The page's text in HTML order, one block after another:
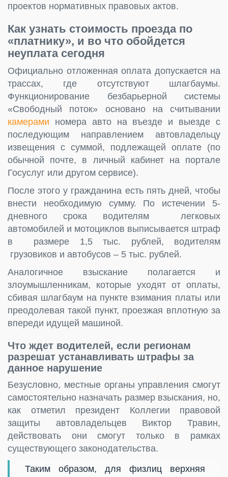
проектов нормативных правовых актов.
Как узнать стоимость проезда по
«платнику», и во что обойдется
неуплата сегодня
Официально отложенная оплата допускается на
трассах, где отсутствуют шлагбаумы.
Функционирование безбарьерной системы
«Свободный поток» основано на считывании
камерами номера авто на въезде и выезде с
последующим направлением автовладельцу
извещения с суммой, подлежащей оплате (по
обычной почте, в личный кабинет на портале
Госуслуг или другом сервисе).
После этого у гражданина есть пять дней, чтобы
внести необходимую сумму. По истечении 5-
дневного срока водителям легковых
автомобилей и мотоциклов выписывается штраф
в размере 1,5 тыс. рублей, водителям
грузовиков и автобусов – 5 тыс. рублей.
Аналогичное взыскание полагается и
злоумышленникам, которые уходят от оплаты,
сбивая шлагбаум на пункте взимания платы или
преодолевая такой пункт, проезжая вплотную за
впереди идущей машиной.
Что ждет водителей, если регионам
разрешат устанавливать штрафы за
данное нарушение
Безусловно, местные органы управления смогут
самостоятельно назначать размер взыскания, но,
как отметил президент Коллегии правовой
защиты автовладельцев Виктор Травин,
действовать они смогут только в рамках
существующего законодательства.
Таким образом, для физлиц верхняя